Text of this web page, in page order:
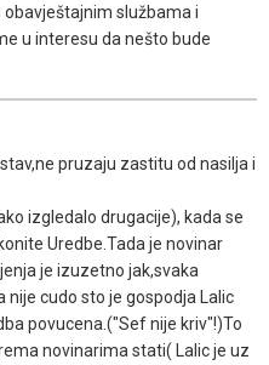
službama i
u interesu da nešto bude
pruzaju zastitu od nasilja i
izgledalo drugacije), kada se
Uredbe.Tada je novinar
je izuzetno jak,svaka
cudo sto je gospodja Lalic
povucena.("Sef nije kriv"!)To
novinarima stati( Lalic je uz